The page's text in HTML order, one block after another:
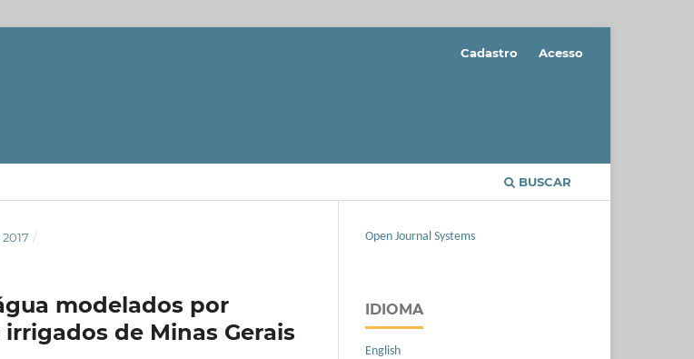
BUSCAR
Cadastro Acesso
/
modelados por
de Minas Gerais
Open Journal Systems
IDIOMA
English